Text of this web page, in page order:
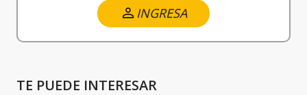
INGRESA
TE PUEDE INTERESAR